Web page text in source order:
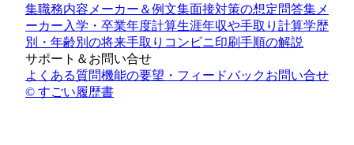
集職務内容メーカー＆例文集面接対策の想定問答集メ
ーカー 入学・卒業年度計算生涯年収や手取り計算学歴
別・年齢別の将来手取り コンビニ印刷手順の解説
サポート＆お問い合せ
よくある質問機能の要望・フィードバックお問い合せ
© すごい履歴書